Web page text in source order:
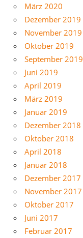
März 2020
Dezember 2019
November 2019
Oktober 2019
September 2019
Juni 2019
April 2019
März 2019
Januar 2019
Dezember 2018
Oktober 2018
April 2018
Januar 2018
Dezember 2017
November 2017
Oktober 2017
Juni 2017
Februar 2017